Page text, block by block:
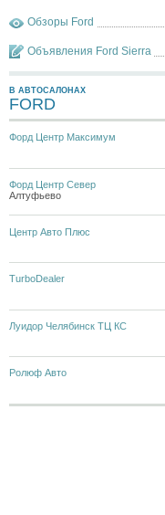
Обзоры Ford
Объявления Ford Sierra
В АВТОСАЛОНАХ
FORD
Форд Центр Максимум
Форд Центр Север
Алтуфьево
Центр Авто Плюс
TurboDealer
Луидор Челябинск ТЦ КС
Ролюф Авто